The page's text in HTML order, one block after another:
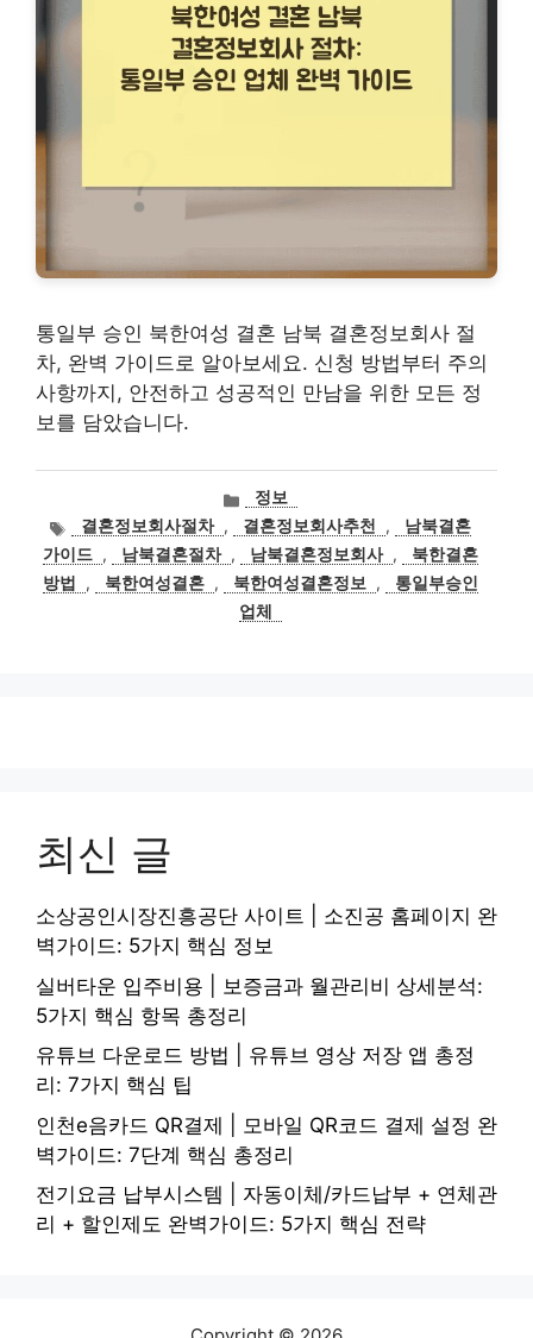
통일부 승인 북한여성 결혼 남북 결혼정보회사 절
차, 완벽 가이드로 알아보세요. 신청 방법부터 주의
사항까지, 안전하고 성공적인 만남을 위한 모든 정
보를 담았습니다.
카
테
고
리
정보
태
그
결혼정보회사절차 , 결혼정보회사추천 ,
남북결혼
가이드 , 남북결혼절차 , 남북결혼정보회사 ,
북한결혼
방법
, 북한여성결혼 , 북한여성결혼정보 ,
통일부승인
업체
최신 글
소상공인시장진흥공단 사이트 | 소진공 홈페이지 완
벽가이드: 5가지 핵심 정보
실버타운 입주비용 | 보증금과 월관리비 상세분석:
5가지 핵심 항목 총정리
유튜브 다운로드 방법 | 유튜브 영상 저장 앱 총정
리: 7가지 핵심 팁
인천e음카드 QR결제 | 모바일 QR코드 결제 설정 완
벽가이드: 7단계 핵심 총정리
전기요금 납부시스템 | 자동이체/카드납부 + 연체관
리 + 할인제도 완벽가이드: 5가지 핵심 전략